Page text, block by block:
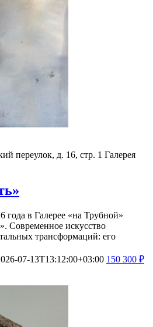
переулок, д. 16, стр. 1 Галерея
года в Галерее «на Трубной»
Современное искусство
трансформаций: его
07-13T13:12:00+03:00 150 300 ₽